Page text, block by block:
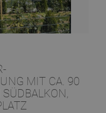
MIT CA. 90